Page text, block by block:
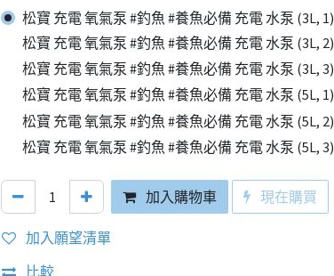
松寶 充電 氧氣泵 #釣魚 #養魚必備 充電 水泵 (3L, 1)
松寶 充電 氧氣泵 #釣魚 #養魚必備 充電 水泵 (3L, 2)
松寶 充電 氧氣泵 #釣魚 #養魚必備 充電 水泵 (3L, 3)
松寶 充電 氧氣泵 #釣魚 #養魚必備 充電 水泵 (5L, 1)
松寶 充電 氧氣泵 #釣魚 #養魚必備 充電 水泵 (5L, 2)
松寶 充電 氧氣泵 #釣魚 #養魚必備 充電 水泵 (5L, 3)
加入購物車 現在購買
加入願望清單
比較